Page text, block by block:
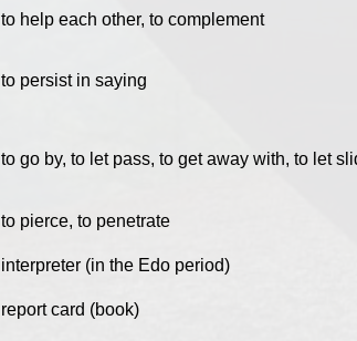
to help each other, to complement
to persist in saying
to go by, to let pass, to get away with, to let
to pierce, to penetrate
interpreter (in the Edo period)
report card (book)